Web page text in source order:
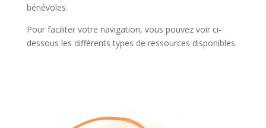
bénévoles.
Pour faciliter votre navigation, vous pouvez voir ci-
dessous les différents types de ressources disponibles.